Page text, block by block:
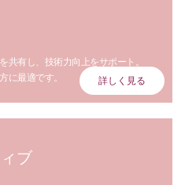
共有し、技術力向上をサポート。
に最適です。
詳しく見る
ブ